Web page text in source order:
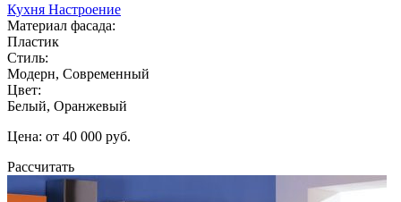
Кухня Настроение
Материал фасада:
Пластик
Стиль:
Модерн, Современный
Цвет:
Белый, Оранжевый
Цена: от 40 000 руб.
Рассчитать